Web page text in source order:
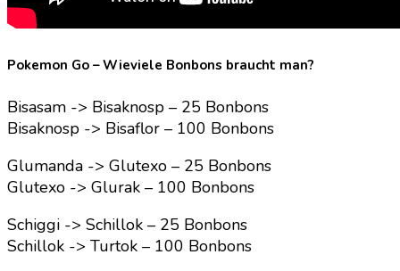
Pokemon Go – Wieviele Bonbons braucht man?
Bisasam -> Bisaknosp – 25 Bonbons
Bisaknosp -> Bisaflor – 100 Bonbons
Glumanda -> Glutexo – 25 Bonbons
Glutexo -> Glurak – 100 Bonbons
Schiggi -> Schillok – 25 Bonbons
Schillok -> Turtok – 100 Bonbons